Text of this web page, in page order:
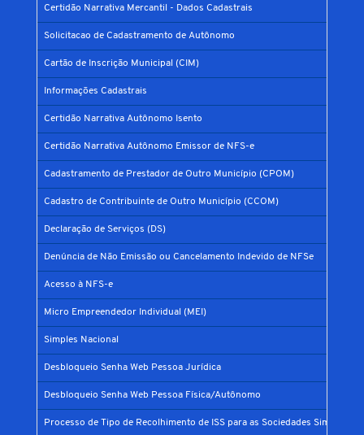
Certidão Narrativa Mercantil - Dados Cadastrais
Solicitacao de Cadastramento de Autônomo
Cartão de Inscrição Municipal (CIM)
Informações Cadastrais
Certidão Narrativa Autônomo Isento
Certidão Narrativa Autônomo Emissor de NFS-e
Cadastramento de Prestador de Outro Município (CPOM)
Cadastro de Contribuinte de Outro Município (CCOM)
Declaração de Serviços (DS)
Denúncia de Não Emissão ou Cancelamento Indevido de NFSe
Acesso à NFS-e
Micro Empreendedor Individual (MEI)
Simples Nacional
Desbloqueio Senha Web Pessoa Jurídica
Desbloqueio Senha Web Pessoa Física/Autônomo
Processo de Tipo de Recolhimento de ISS para as Sociedades Simples